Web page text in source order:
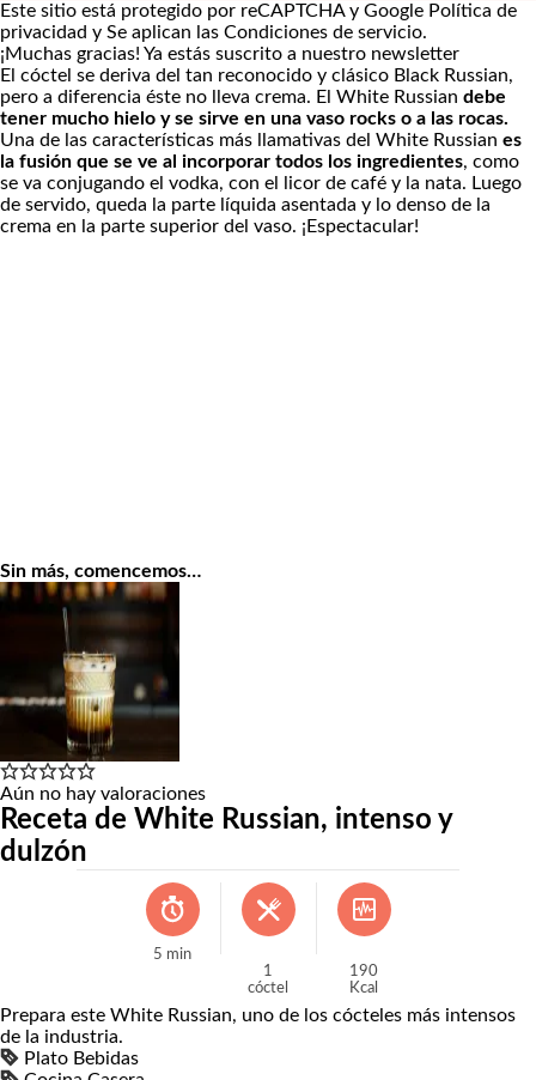
Este sitio está protegido por reCAPTCHA y Google Política de
privacidad y Se aplican las Condiciones de servicio.
¡Muchas gracias! Ya estás suscrito a nuestro newsletter
El cóctel se deriva del tan reconocido y clásico Black Russian,
pero a diferencia éste no lleva crema. El White Russian debe
tener mucho hielo y se sirve en una vaso rocks o a las rocas.
Una de las características más llamativas del White Russian es
la fusión que se ve al incorporar todos los ingredientes, como
se va conjugando el vodka, con el licor de café y la nata. Luego
de servido, queda la parte líquida asentada y lo denso de la
crema en la parte superior del vaso. ¡Espectacular!
Sin más, comencemos…
Aún no hay valoraciones
Receta de White Russian, intenso y
dulzón
5 min
1
cóctel
190
Kcal
Prepara este White Russian, uno de los cócteles más intensos
de la industria.
Plato Bebidas